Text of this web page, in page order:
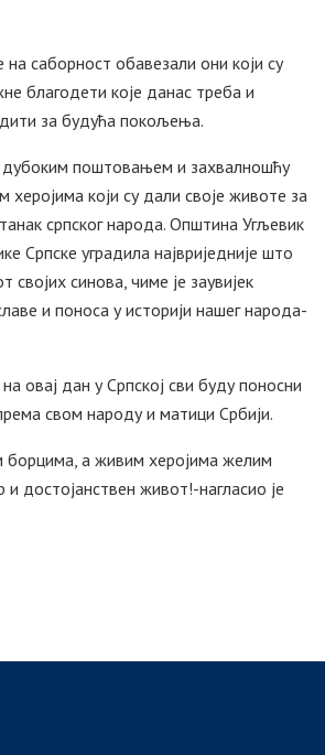
саборност обавезали они који су
благодети које данас треба и
за будућа покољења.
дубоким поштовањем и захвалношћу
херојима који су дали своје животе за
српског народа. Општина Угљевик
Српске уградила највриједније што
својих синова, чиме је заувијек
и поноса у историји нашег народа-
овај дан у Српској сви буду поносни
свом народу и матици Србији.
борцима, а живим херојима желим
достојанствен живот!-нагласио је